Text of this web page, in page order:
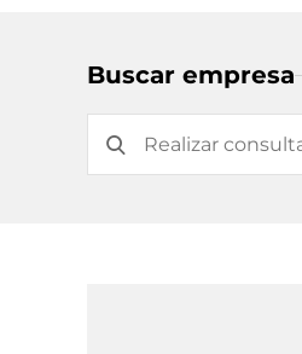
Buscar empresa